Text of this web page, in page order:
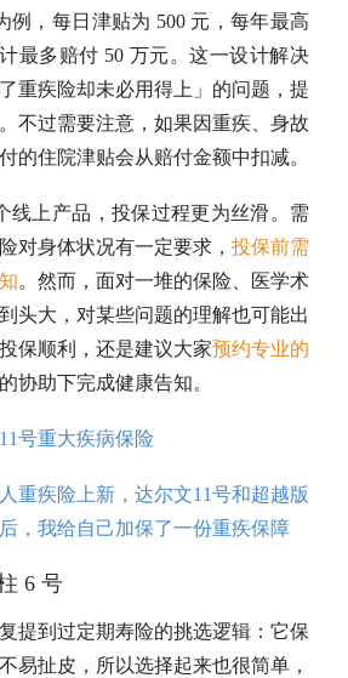
例，每日津贴为 500 元，每年最高
最多赔付 50 万元。这一设计解决
重疾险却未必用得上」的问题，提
不过需要注意，如果因重疾、身故
的住院津贴会从赔付金额中扣减。
线上产品，投保过程更为丝滑。需
对身体状况有一定要求， 投保前需
。然而，面对一堆的保险、医学术
头大，对某些问题的理解也可能出
保顺利，还是建议大家预约专业的
协助下完成健康告知。
号重大疾病保险
重疾险上新，达尔文11号和超越版
，我给自己加保了一份重疾保障
6 号
提到过定期寿险的挑选逻辑：它保
易扯皮，所以选择起来也很简单，